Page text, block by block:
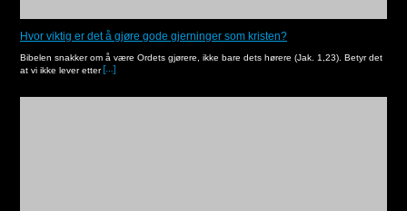
Hvor viktig er det å gjøre gode gjerninger som kristen?
Bibelen snakker om å være Ordets gjørere, ikke bare dets hørere (Jak. 1,23). Betyr det
at vi ikke lever etter